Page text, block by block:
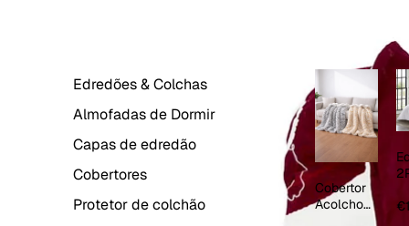
Edredões & Colchas
Almofadas de Dormir
Capas de edredão
Cobertores
Protetor de colchão
Cobertor
Acolchoa
do Sherpa
R